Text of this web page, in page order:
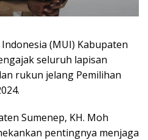
(MUI) Kabupaten
seluruh lapisan
rukun jelang Pemilihan
Sumenep, KH. Moh
pentingnya menjaga